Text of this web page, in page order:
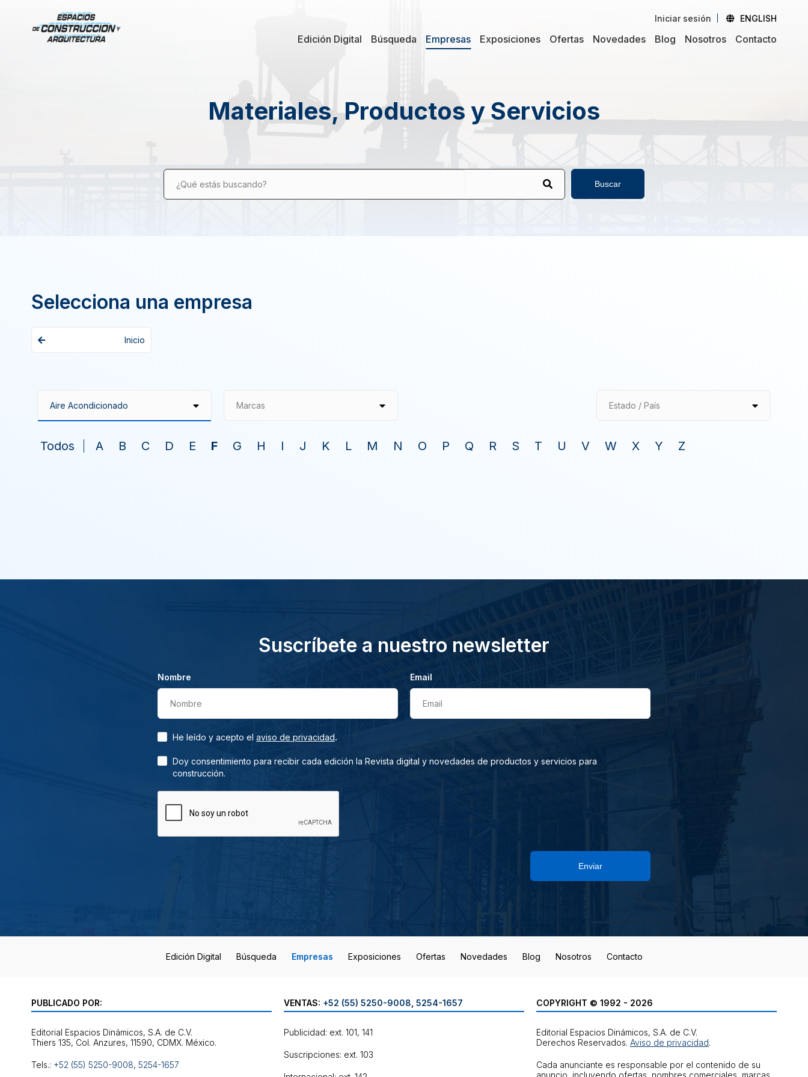
Iniciar sesión ENGLISH
Edición Digital Búsqueda Empresas Exposiciones Ofertas Novedades Blog Nosotros Contacto
Materiales, Productos y Servicios
¿Qué estás buscando? Buscar
Selecciona una empresa
Inicio
Marcas Estado / País
Todos A B C D E F G H I J K L M N O P Q R S T U V W X Y Z
Suscríbete a nuestro newsletter
Nombre
Nombre
Email
Email
He leído y acepto el aviso de privacidad.
Doy consentimiento para recibir cada edición la Revista digital y novedades de productos y servicios para
construcción.
Enviar
Edición Digital Búsqueda Empresas Exposiciones Ofertas Novedades Blog Nosotros Contacto
PUBLICADO POR:
Editorial Espacios Dinámicos, S.A. de C.V.
Tels.: +52 (55) 5250-9008, 5254-1657
VENTAS: +52 (55) 5250-9008 5254-1657
Publicidad: ext. 101, 141
Suscripciones: ext. 103
COPYRIGHT © 1992 - 2026
Editorial Espacios Dinámicos, S.A. de C.V.
Derechos Reservados. Aviso de privacidad.
Cada anunciante es responsable por el contenido de su
anuncio, incluyendo ofertas, nombres comerciales, marcas